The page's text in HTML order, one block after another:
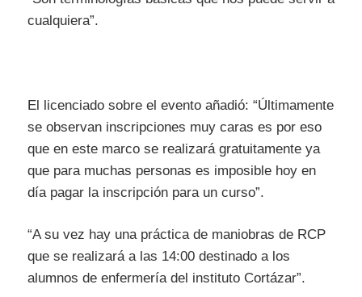
cualquiera”.
El licenciado sobre el evento añadió: “Últimamente
se observan inscripciones muy caras es por eso
que en este marco se realizará gratuitamente ya
que para muchas personas es imposible hoy en
día pagar la inscripción para un curso”.
“A su vez hay una práctica de maniobras de RCP
que se realizará a las 14:00 destinado a los
alumnos de enfermería del instituto Cortázar”.